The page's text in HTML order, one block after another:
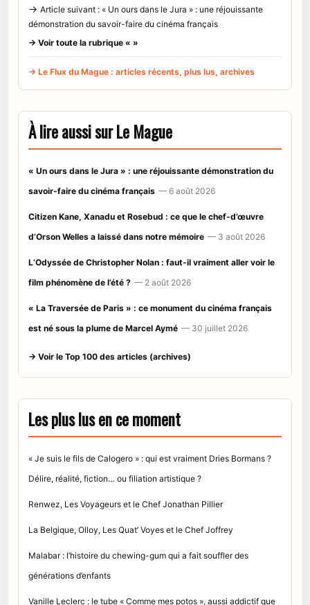
→ Article suivant : « Un ours dans le Jura » : une réjouissante
démonstration du savoir-faire du cinéma français
→ Voir toute la rubrique « »
→ Le Flux du Mague : articles récents, plus lus, archives
À lire aussi sur Le Mague
« Un ours dans le Jura » : une réjouissante démonstration du
savoir-faire du cinéma français — 6 août 2026
Citizen Kane, Xanadu et Rosebud : ce que le chef-d’œuvre
d’Orson Welles a laissé dans notre mémoire — 3 août 2026
L’Odyssée de Christopher Nolan : faut-il vraiment aller voir le
film phénomène de l’été ? — 2 août 2026
« La Traversée de Paris » : ce monument du cinéma français
est né sous la plume de Marcel Aymé — 30 juillet 2026
→ Voir le Top 100 des articles (archives)
Les plus lus en ce moment
« Je suis le fils de Calogero » : qui est vraiment Dries Bormans ?
Délire, réalité, fiction… ou filiation artistique ?
Renwez, Les Voyageurs et le Chef Jonathan Pillier
La Belgique, Olloy, Les Quat’ Voyes et le Chef Joffrey
Malabar : l’histoire du chewing-gum qui a fait souffler des
générations d’enfants
Vanille Leclerc : le tube « Comme mes potos », aussi addictif que